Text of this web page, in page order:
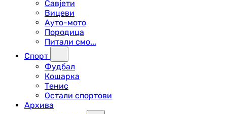
Савјети
Вицеви
Ауто-мото
Породица
Питали смо...
Спорт
Фудбал
Кошарка
Тенис
Остали спортови
Архива